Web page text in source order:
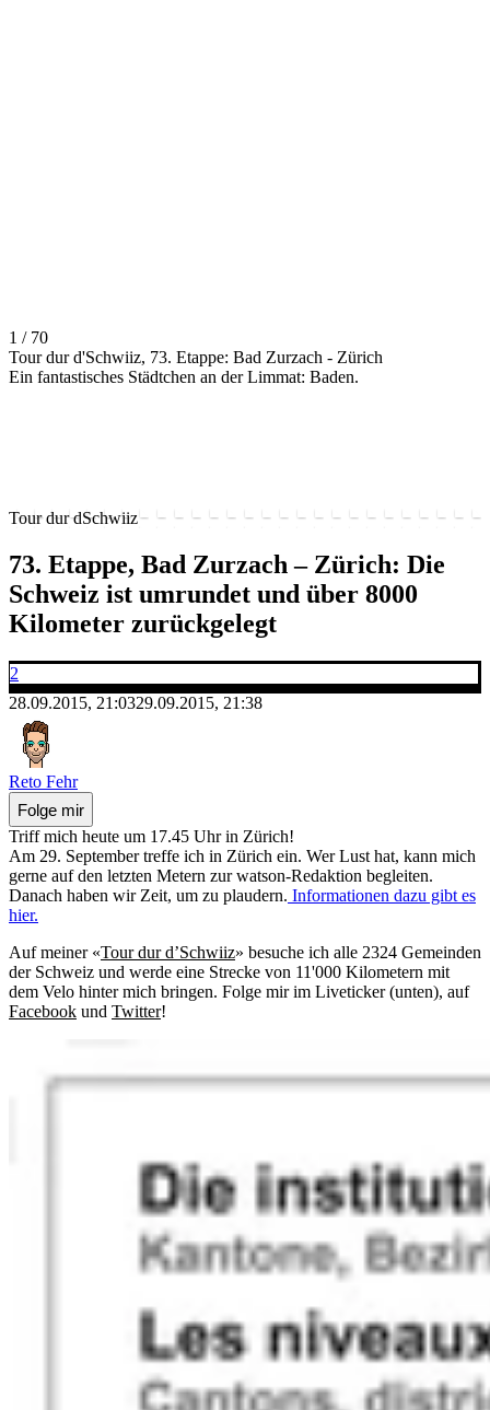
1 / 70
Tour dur d'Schwiiz, 73. Etappe: Bad Zurzach - Zürich
Ein fantastisches Städtchen an der Limmat: Baden.
Tour dur dSchwiiz
73. Etappe, Bad Zurzach – Zürich: Die
Schweiz ist umrundet und über 8000
Kilometer zurückgelegt
2
28.09.2015, 21:0329.09.2015, 21:38
Reto Fehr
Folge mir
Triff mich heute um 17.45 Uhr in Zürich!
Am 29. September treffe ich in Zürich ein. Wer Lust hat, kann mich
gerne auf den letzten Metern zur watson-Redaktion begleiten.
Danach haben wir Zeit, um zu plaudern. Informationen dazu gibt es
hier.
Auf meiner «Tour dur d’Schwiiz» besuche ich alle 2324 Gemeinden
der Schweiz und werde eine Strecke von 11'000 Kilometern mit
dem Velo hinter mich bringen. Folge mir im Liveticker (unten), auf
Facebook und Twitter!